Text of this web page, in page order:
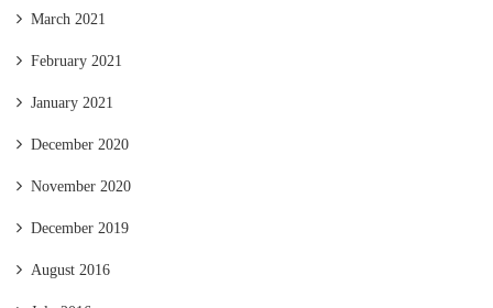
March 2021
February 2021
January 2021
December 2020
November 2020
December 2019
August 2016